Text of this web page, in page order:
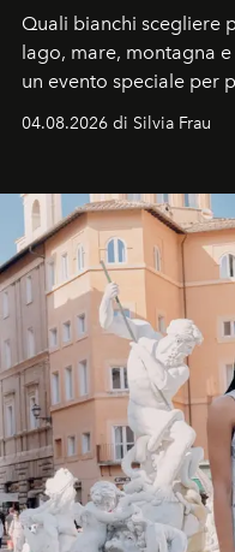
Quali bianchi scegliere
lago, mare, montagna
un evento speciale per
04.08.2026 di Silvia Frau